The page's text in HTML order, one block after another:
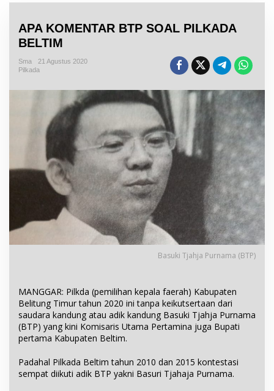
APA KOMENTAR BTP SOAL PILKADA
BELTIM
Sma
21 Agustus 2020
Pilkada
Basuki Tjahja Purnama (BTP)
MANGGAR: Pilkda (pemilihan kepala faerah) Kabupaten
Belitung Timur tahun 2020 ini tanpa keikutsertaan dari
saudara kandung atau adik kandung Basuki Tjahja Purnama
(BTP) yang kini Komisaris Utama Pertamina juga Bupati
pertama Kabupaten Beltim.
Padahal Pilkada Beltim tahun 2010 dan 2015 kontestasi
sempat diikuti adik BTP yakni Basuri Tjahaja Purnama.